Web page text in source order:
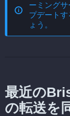
ーミング
プデートす
ょう。
最近の
の転送を